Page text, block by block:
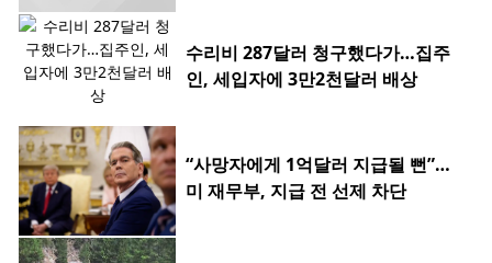
수리비 287달러 청구했다가…집주
인, 세입자에 3만2천달러 배상
“사망자에게 1억달러 지급될 뻔”…
미 재무부, 지급 전 선제 차단